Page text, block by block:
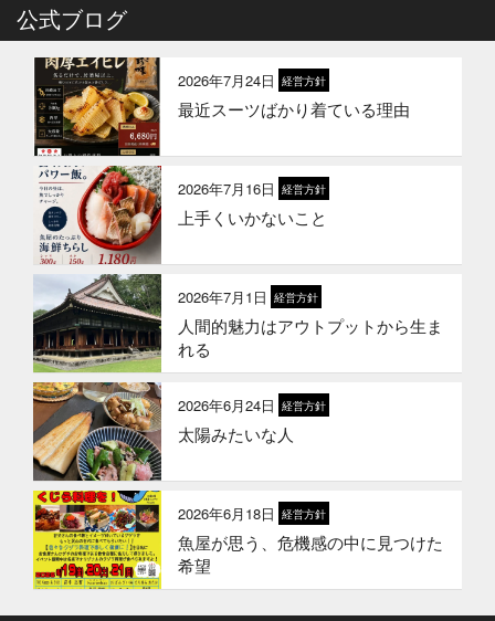
お魚こどもチャレンジ第10弾
2026年3月24日 イベント終了
2026年3月10日 お知らせ
2026年1月21日 お知らせ
冬のギフトはかぎやオンラインスト
2026年1月1日 お知らせ
2025年12月12日 セール終了
冬の鍋おすすめ4選”予約販売スター
公式ブログ
2026年7月24日 経営方針
最近スーツばかり着ている理由
2026年7月16日 経営方針
上手くいかないこと
2026年7月1日 経営方針
人間的魅力はアウトプットから生ま
れる
2026年6月24日 経営方針
太陽みたいな人
2026年6月18日 経営方針
魚屋が思う、危機感の中に見つけた
希望